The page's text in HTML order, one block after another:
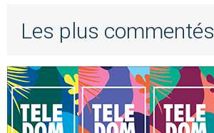
Les plus commentés